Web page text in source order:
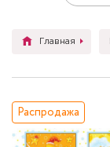
Главная
Распродажа